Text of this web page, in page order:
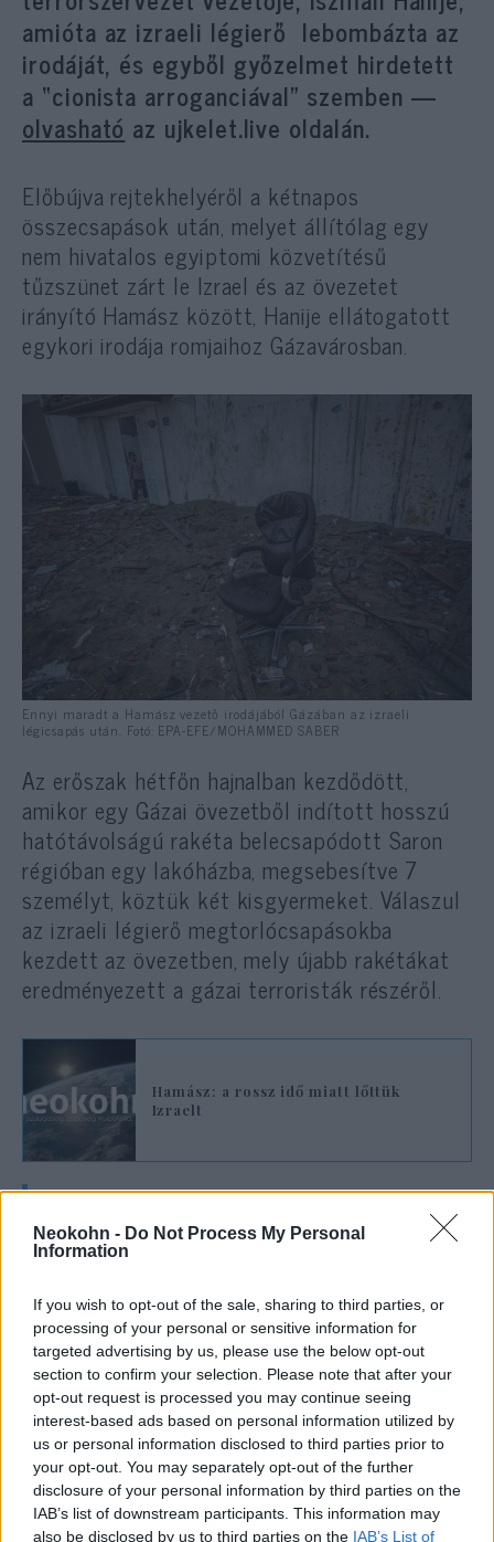
Neokohn - Do Not Process My Personal
Information
If you wish to opt-out of the sale, sharing to third parties, or
processing of your personal or sensitive information for
targeted advertising by us, please use the below opt-out
section to confirm your selection. Please note that after your
opt-out request is processed you may continue seeing
interest-based ads based on personal information utilized by
us or personal information disclosed to third parties prior to
your opt-out. You may separately opt-out of the further
disclosure of your personal information by third parties on the
IAB’s list of downstream participants. This information may
also be disclosed by us to third parties on the IAB’s List of
amióta az izraeli légierő lebombázta az
irodáját, és egyből győzelmet hirdetett
a “cionista arroganciával” szemben —
olvasható az ujkelet.live oldalán.
Előbújva rejtekhelyéről a kétnapos
összecsapások után, melyet állítólag egy
nem hivatalos egyiptomi közvetítésű
tűzszünet zárt le Izrael és az övezetet
irányító Hamász között, Hanije ellátogatott
egykori irodája romjaihoz Gázavárosban.
Ennyi maradt a Hamász vezető irodájából Gázában az izraeli
légicsapás után. Fotó: EPA-EFE/MOHAMMED SABER
Az erőszak hétfőn hajnalban kezdődött,
amikor egy Gázai övezetből indított hosszú
hatótávolságú rakéta belecsapódott Saron
régióban egy lakóházba, megsebesítve 7
személyt, köztük két kisgyermeket. Válaszul
az izraeli légierő megtorlócsapásokba
kezdett az övezetben, mely újabb rakétákat
eredményezett a gázai terroristák részéről.
Hamász: a rossz idő miatt lőttük
Izraelt
„Az ellenállásé volt az utolsó szó,
és Izrael vette az üzenetet. Hálás
segítettek megállítani a cionista
arroganciát a Gázai övezetben.”
— jelentette ki Hanije
Egy izraeli diplomáciai tisztviselő azonban
visszaszólt a terrorista vezérnek, mondván,